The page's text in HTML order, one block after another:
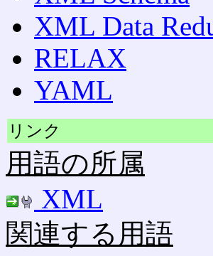
XML Data
RELAX
YAML
リンク
用語の所属
XML
関連する用語